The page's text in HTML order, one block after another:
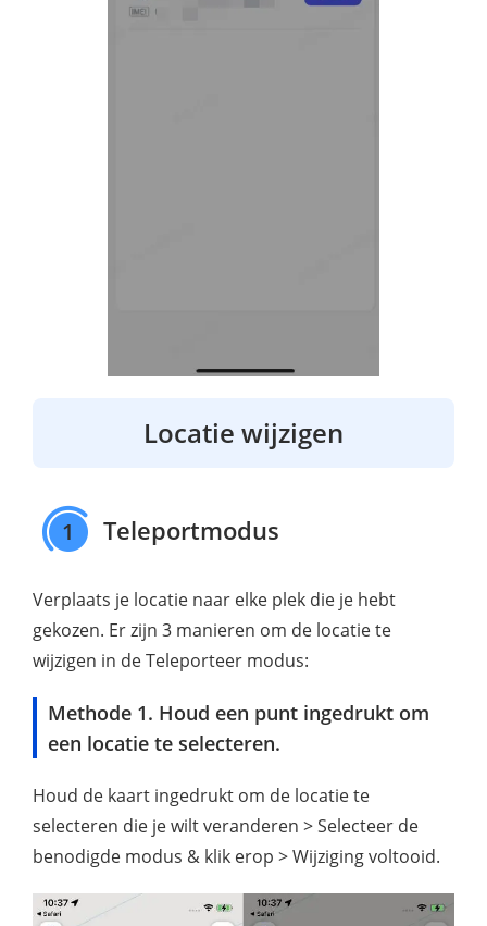
Locatie wijzigen
1 Teleportmodus
Verplaats je locatie naar elke plek die je hebt
gekozen. Er zijn 3 manieren om de locatie te
wijzigen in de Teleporteer modus:
Methode 1. Houd een punt ingedrukt om
een locatie te selecteren.
Houd de kaart ingedrukt om de locatie te
selecteren die je wilt veranderen > Selecteer de
benodigde modus & klik erop > Wijziging voltooid.